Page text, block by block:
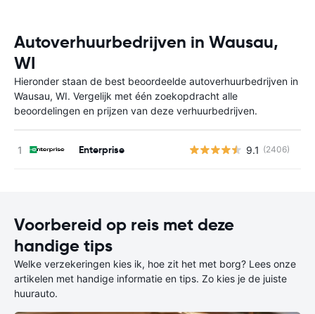
Autoverhuurbedrijven in Wausau,
WI
Hieronder staan de best beoordeelde autoverhuurbedrijven in
Wausau, WI. Vergelijk met één zoekopdracht alle
beoordelingen en prijzen van deze verhuurbedrijven.
Enterprise 9.1 (2406)
Voorbereid op reis met deze
handige tips
Welke verzekeringen kies ik, hoe zit het met borg? Lees onze
artikelen met handige informatie en tips. Zo kies je de juiste
huurauto.